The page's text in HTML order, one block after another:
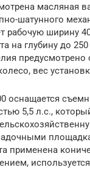
масляная
шатунного
рабочую ширину
на глубину до
предусмотрено
вес
оснащается
5,5 л.с.,
применена